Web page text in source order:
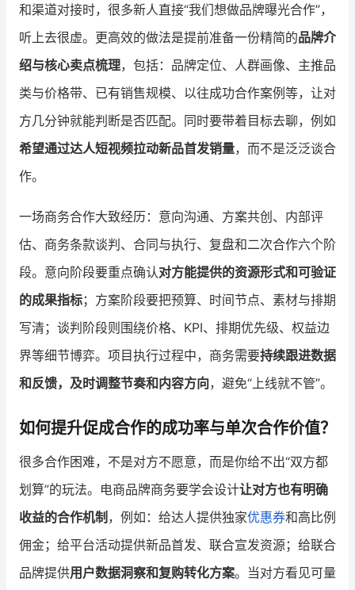
和渠道对接时，很多新人直接“我们想做品牌曝光合作”，
听上去很虚。更高效的做法是提前准备一份精简的品牌介
绍与核心卖点梳理，包括：品牌定位、人群画像、主推品
类与价格带、已有销售规模、以往成功合作案例等，让对
方几分钟就能判断是否匹配。同时要带着目标去聊，例如
希望通过达人短视频拉动新品首发销量，而不是泛泛谈合
作。
一场商务合作大致经历：意向沟通、方案共创、内部评
估、商务条款谈判、合同与执行、复盘和二次合作六个阶
段。意向阶段要重点确认对方能提供的资源形式和可验证
的成果指标；方案阶段要把预算、时间节点、素材与排期
写清；谈判阶段则围绕价格、KPI、排期优先级、权益边
界等细节博弈。项目执行过程中，商务需要持续跟进数据
和反馈，及时调整节奏和内容方向，避免“上线就不管”。
如何提升促成合作的成功率与单次合作价值？
很多合作困难，不是对方不愿意，而是你给不出“双方都
划算”的玩法。电商品牌商务要学会设计让对方也有明确
收益的合作机制 ，例如：给达人提供独家优惠券和高比例
佣金；给平台活动提供新品首发、联合宣发资源；给联合
品牌提供用户数据洞察和复购转化方案。当对方看见可量